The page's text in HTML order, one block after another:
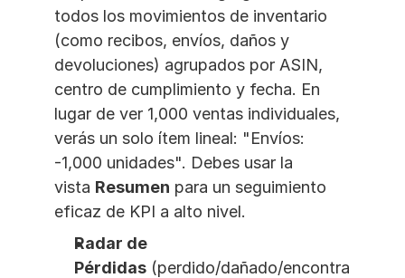
todos los movimientos de inventario
(como recibos, envíos, daños y
devoluciones) agrupados por ASIN,
centro de cumplimiento y fecha. En
lugar de ver 1,000 ventas individuales,
verás un solo ítem lineal: "Envíos:
-1,000 unidades". Debes usar la
vista Resumen para un seguimiento
eficaz de KPI a alto nivel.
Radar de
Pérdidas (perdido/dañado/encontra